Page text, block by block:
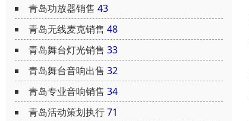
青岛功放器销售 43
青岛无线麦克销售 48
青岛舞台灯光销售 33
青岛舞台音响出售 32
青岛专业音响销售 34
青岛活动策划执行71